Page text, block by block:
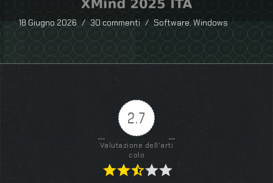
18 Giugno 2026 30 commenti Software,Windows
2.7
Valutazione dell'arti
colo